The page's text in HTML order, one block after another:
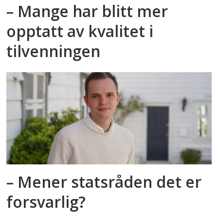
– Mange har blitt mer
opptatt av kvalitet i
tilvenningen
– Mener statsråden det er
forsvarlig?